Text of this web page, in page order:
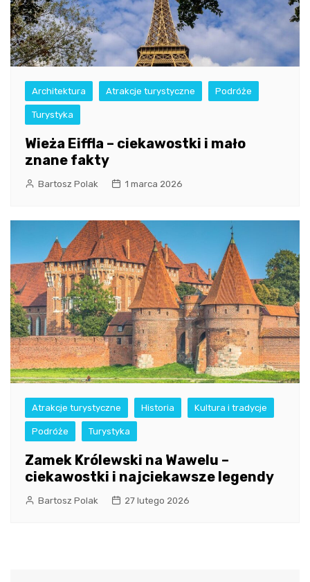
Architektura Atrakcje turystyczne Podróże
Turystyka
Wieża Eiffla – ciekawostki i mało
znane fakty
Bartosz Polak 1 marca 2026
Atrakcje turystyczne Historia Kultura i tradycje
Podróże Turystyka
Zamek Królewski na Wawelu –
ciekawostki i najciekawsze legendy
Bartosz Polak 27 lutego 2026